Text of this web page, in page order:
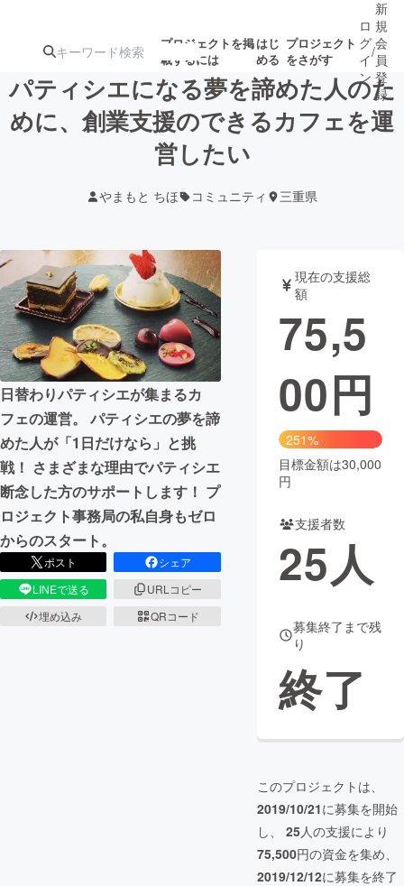
プロジェクトを掲
載するには
はじ
める
プロジェクト
をさがす
注目の新着プロ募集終了が近いプ
テクノロジー・ガジェット
映像・映画 書籍・雑誌
ビジネス・起業 チャレンジ
まちづくり・地域活性化
CAMPFIRE for Social Good CAMPFIRE Creation
CAMPFIREふるさと納税machi-ya コミュニティ
ロ
グ
イ
ン
/
新
規
会
員
登
録
パティシエになる夢を諦めた人のた
めに、創業支援のできるカフェを運
営したい
やまもと ちほ コミュニティ 三重県
日替わりパティシエが集まるカ
フェの運営。 パティシエの夢を諦
めた人が「1日だけなら」と挑
戦！ さまざまな理由でパティシエ
断念した方のサポートします！ プ
ロジェクト事務局の私自身もゼロ
からのスタート。
ポスト
シェア
LINEで送る
URLコピー
埋め込み
QRコード
現在の支援総
額
75,5
00円
251%
目標金額は30,000
円
支援者数
25人
募集終了まで残
り
終了
このプロジェクトは、
2019/10/21に募集を開始
し、 25人の支援により
75,500円の資金を集め、
2019/12/12に募集を終了